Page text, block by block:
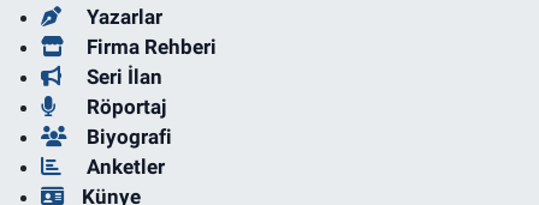
Yazarlar
Firma Rehberi
Seri İlan
Röportaj
Biyografi
Anketler
Künye